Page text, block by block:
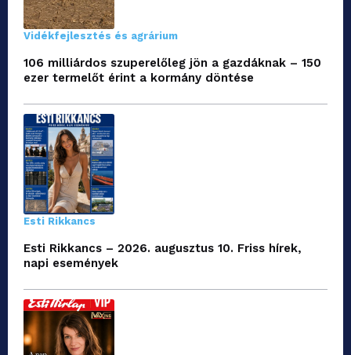
Vidékfejlesztés és agrárium
106 milliárdos szuperelőleg jön a gazdáknak – 150
ezer termelőt érint a kormány döntése
Esti Rikkancs
Esti Rikkancs – 2026. augusztus 10. Friss hírek,
napi események